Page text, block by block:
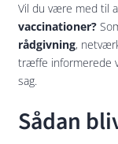
Vil du være med til
vaccinationer?
rådgivning,
træffe informerede
sag.
Sådan